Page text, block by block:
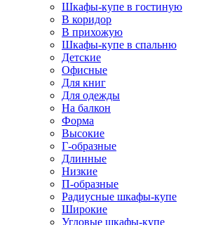
Шкафы-купе в гостиную
В коридор
В прихожую
Шкафы-купе в спальню
Детские
Офисные
Для книг
Для одежды
На балкон
Форма
Высокие
Г-образные
Длинные
Низкие
П-образные
Радиусные шкафы-купе
Широкие
Угловые шкафы-купе